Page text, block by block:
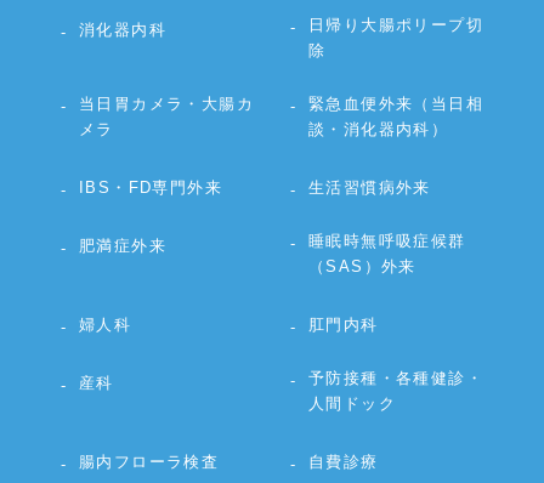
消化器内科
日帰り大腸ポリープ切
除
当日胃カメラ・大腸カ
メラ
緊急血便外来（当日相
談・消化器内科）
IBS・FD専門外来 生活習慣病外来
肥満症外来
睡眠時無呼吸症候群
（SAS）外来
婦人科 肛門内科
産科
予防接種・各種健診・
人間ドック
腸内フローラ検査 自費診療